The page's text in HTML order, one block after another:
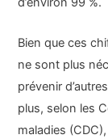
Bien que ces
ne sont plus
prévenir
plus, selon les
maladies